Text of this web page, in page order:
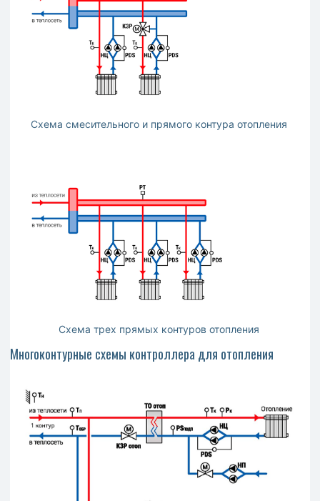
Схема смесительного и прямого контура отопления
Схема трех прямых контуров отопления
Многоконтурные схемы контроллера для отопления